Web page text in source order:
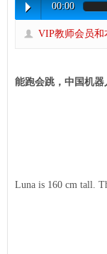
00:00
VIP教师会员
能跑会跳，中国机
Luna is 160 cm tall.